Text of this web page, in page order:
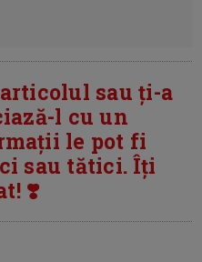
sau ți-a
l cu un
le pot fi
sau tătici. Îți
❣️